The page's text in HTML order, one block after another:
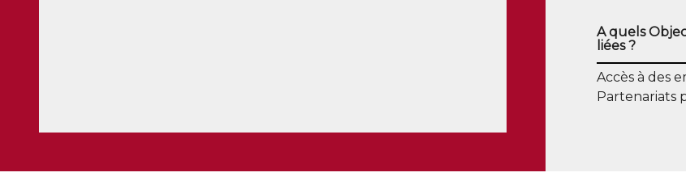
A quels
liées ?
Accès à des
Partenariats